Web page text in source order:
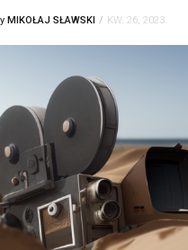
MIKOŁAJ SŁAWSKI KW. 26, 2023